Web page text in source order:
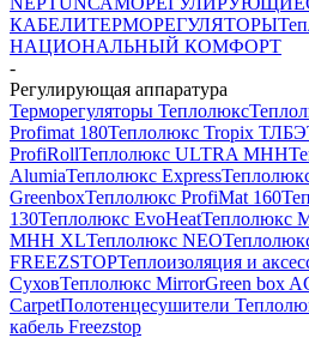
КАБЕЛИТЕРМОРЕГУЛЯТОРЫ
НАЦИОНАЛЬНЫЙ КОМФОРТ
-
Регулирующая аппаратура
Терморегуляторы Теплолюкс
Profimat 180Теплолюкс Tropix ТЛБЭ
ProfiRollТеплолюкс ULTRA МНН
AlumiaТеплолюкс Express
GreenboxТеплолюкс ProfiMat 160
130Теплолюкс EvoHeatТеплолюкс
МНН XLТеплолюкс NEO
FREEZSTOPТеплоизоляция и
СуховТеплолюкс MirrorGreen box
CarpetПолотенцесушители
кабель Freezstop